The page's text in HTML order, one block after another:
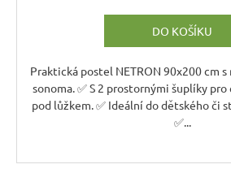
DO KOŠÍKU
Praktická postel NETRON 90x200 cm
sonoma. ✅ S 2 prostornými šuplíky
pod lůžkem. ✅ Ideální do dětského či
✅...